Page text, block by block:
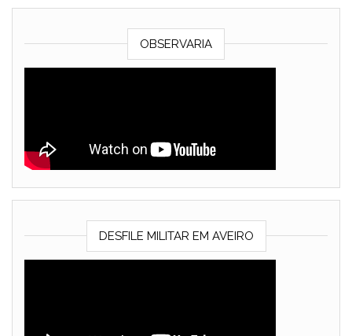
OBSERVARIA
DESFILE MILITAR EM AVEIRO